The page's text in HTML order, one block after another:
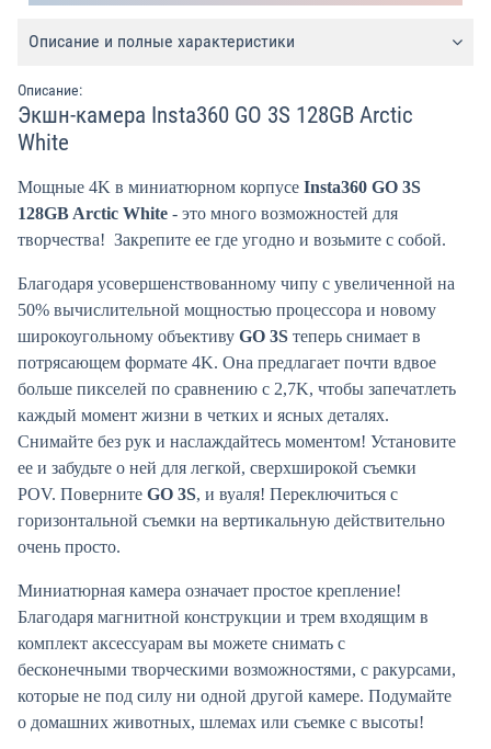
Описание и полные характеристики
Описание:
Экшн-камера Insta360 GO 3S 128GB Arctic
White
Мощные 4K в миниатюрном корпусе Insta360 GO 3S
128GB Arctic White - это много возможностей для
творчества! Закрепите ее где угодно и возьмите с собой.
Благодаря усовершенствованному чипу с увеличенной на
50% вычислительной мощностью процессора и новому
широкоугольному объективу GO 3S теперь снимает в
потрясающем формате 4K. Она предлагает почти вдвое
больше пикселей по сравнению с 2,7K, чтобы запечатлеть
каждый момент жизни в четких и ясных деталях.
Снимайте без рук и наслаждайтесь моментом! Установите
ее и забудьте о ней для легкой, сверхширокой съемки
POV. Поверните GO 3S, и вуаля! Переключиться с
горизонтальной съемки на вертикальную действительно
очень просто.
Миниатюрная камера означает простое крепление!
Благодаря магнитной конструкции и трем входящим в
комплект аксессуарам вы можете снимать с
бесконечными творческими возможностями, с ракурсами,
которые не под силу ни одной другой камере. Подумайте
о домашних животных, шлемах или съемке с высоты!